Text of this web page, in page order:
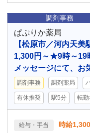
調剤事務
ぱぷりか薬局
【松原市／河内天
1,300円～★9時～19
メッセージにて、お
調剤事務 調剤薬局
有休推奨 駅5分 転勤
給与・手当 時給